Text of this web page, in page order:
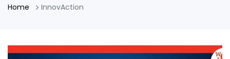
Home InnovAction